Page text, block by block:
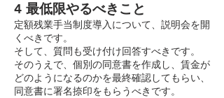
4 最低限やるべきこと
定額残業手当制度導入について、説明会を開
くべきです。
そして、質問も受け付け回答すべきです。
そのうえで、個別の同意書を作成し、賃金が
どのようになるのかを最終確認してもらい、
同意書に署名捺印をもらうべきです。